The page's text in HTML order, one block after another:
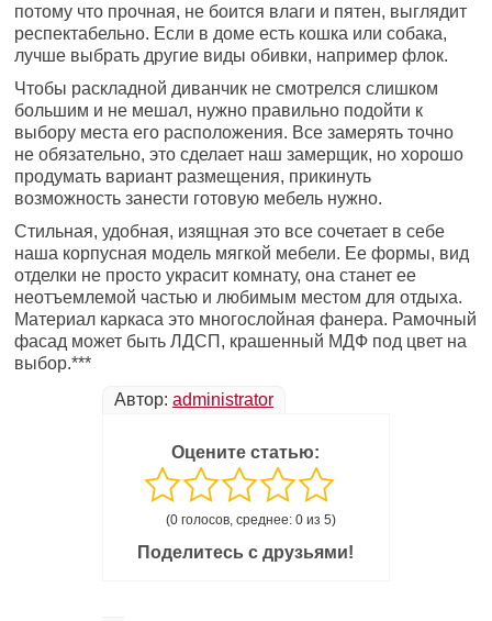
потому что прочная, не боится влаги и пятен, выглядит
респектабельно. Если в доме есть кошка или собака,
лучше выбрать другие виды обивки, например флок.
Чтобы раскладной диванчик не смотрелся слишком
большим и не мешал, нужно правильно подойти к
выбору места его расположения. Все замерять точно
не обязательно, это сделает наш замерщик, но хорошо
продумать вариант размещения, прикинуть
возможность занести готовую мебель нужно.
Стильная, удобная, изящная это все сочетает в себе
наша корпусная модель мягкой мебели. Ее формы, вид
отделки не просто украсит комнату, она станет ее
неотъемлемой частью и любимым местом для отдыха.
Материал каркаса это многослойная фанера. Рамочный
фасад может быть ЛДСП, крашенный МДФ под цвет на
выбор.***
Автор: administrator
Оцените статью:
(0 голосов, среднее: 0 из 5)
Поделитесь с друзьями!